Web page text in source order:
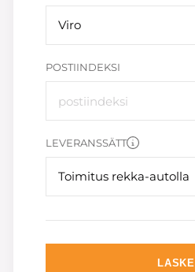
Viro
POSTIINDEKSI
LEVERANSSÄTT
Toimitus rekka-autolla
LASKE